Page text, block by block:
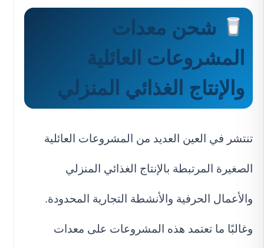
شحن معدات
المشروعات العائلية
والإنتاج الغذائي المنزلي
تنتشر في العين العديد من المشروعات العائلية
الصغيرة المرتبطة بالإنتاج الغذائي المنزلي
والأعمال الحرفية والأنشطة التجارية المحدودة.
وغالبًا ما تعتمد هذه المشروعات على معدات